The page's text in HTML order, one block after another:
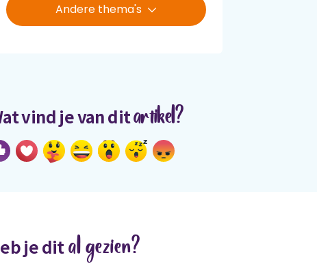
Andere thema's
vind je van ditartikel?
je dital gezien?